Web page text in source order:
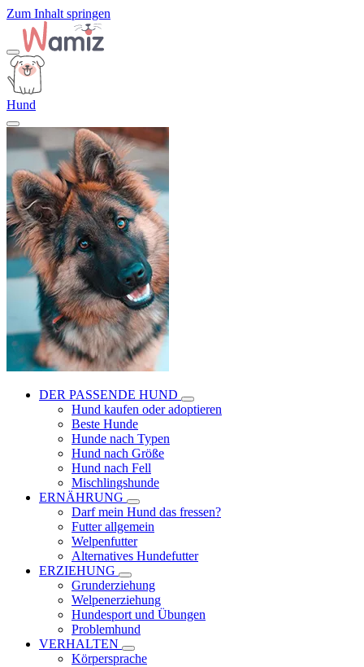
Zum Inhalt springen
Hund
DER PASSENDE HUND
Hund kaufen oder adoptieren
Beste Hunde
Hunde nach Typen
Hund nach Größe
Hund nach Fell
Mischlingshunde
ERNÄHRUNG
Darf mein Hund das fressen?
Futter allgemein
Welpenfutter
Alternatives Hundefutter
ERZIEHUNG
Grunderziehung
Welpenerziehung
Hundesport und Übungen
Problemhund
VERHALTEN
Körpersprache